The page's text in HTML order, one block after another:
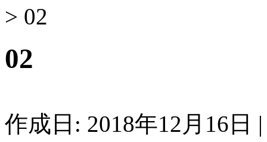
> 02
02
作成日: 2018年12月16日 |